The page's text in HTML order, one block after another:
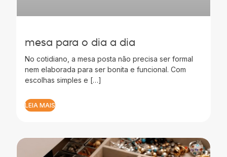
mesa para o dia a dia
No cotidiano, a mesa posta não precisa ser formal
nem elaborada para ser bonita e funcional. Com
escolhas simples e […]
LEIA MAIS